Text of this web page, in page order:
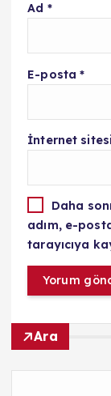
Ad *
E-posta*
İnternet sitesi
Daha
adım, e-
tarayıcıya
Ara